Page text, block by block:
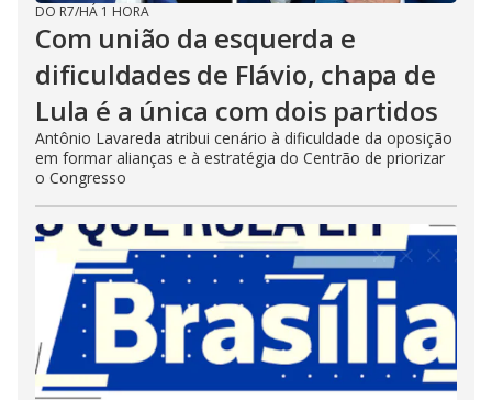
DO R7/HÁ 1 HORA
Com união da esquerda e
dificuldades de Flávio, chapa de
Lula é a única com dois partidos
Antônio Lavareda atribui cenário à dificuldade da oposição
em formar alianças e à estratégia do Centrão de priorizar
o Congresso